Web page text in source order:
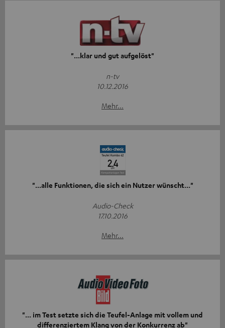
"...klar und gut aufgelöst"
n-tv
10.12.2016
Mehr...
"...alle Funktionen, die sich ein Nutzer wünscht..."
Audio-Check
17.10.2016
Mehr...
"... im Test setzte sich die Teufel-Anlage mit vollem und
differenziertem Klang von der Konkurrenz ab"